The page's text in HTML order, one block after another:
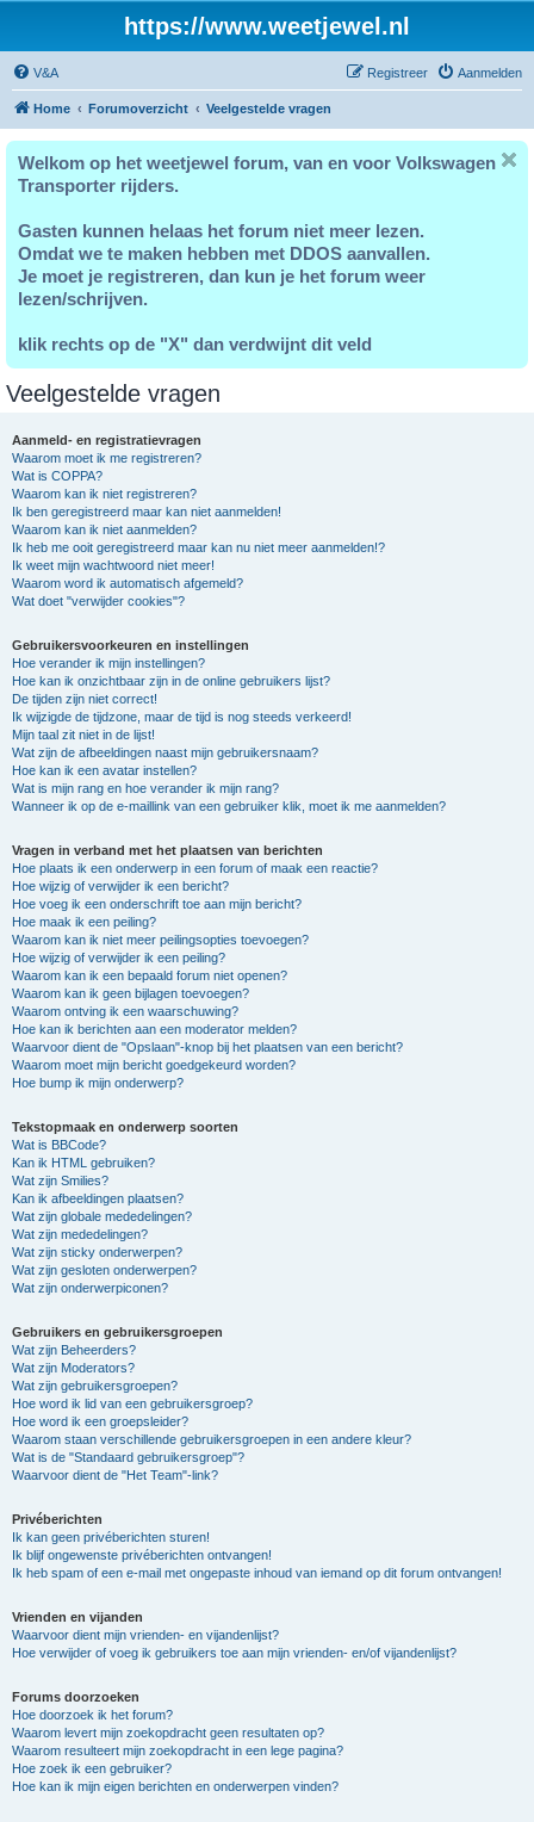
https://www.weetjewel.nl
V&A Aanmelden
Registreer
Home Forumoverzicht Veelgestelde vragen
Welkom op het weetjewel forum, van en voor Volkswagen
Transporter rijders.
Gasten kunnen helaas het forum niet meer lezen.
Omdat we te maken hebben met DDOS aanvallen.
Je moet je registreren, dan kun je het forum weer
lezen/schrijven.
klik rechts op de "X" dan verdwijnt dit veld
Veelgestelde vragen
Aanmeld- en registratievragen
Waarom moet ik me registreren?
Wat is COPPA?
Waarom kan ik niet registreren?
Ik ben geregistreerd maar kan niet aanmelden!
Waarom kan ik niet aanmelden?
Ik heb me ooit geregistreerd maar kan nu niet meer aanmelden!?
Ik weet mijn wachtwoord niet meer!
Waarom word ik automatisch afgemeld?
Wat doet "verwijder cookies"?
Gebruikersvoorkeuren en instellingen
Hoe verander ik mijn instellingen?
Hoe kan ik onzichtbaar zijn in de online gebruikers lijst?
De tijden zijn niet correct!
Ik wijzigde de tijdzone, maar de tijd is nog steeds verkeerd!
Mijn taal zit niet in de lijst!
Wat zijn de afbeeldingen naast mijn gebruikersnaam?
Hoe kan ik een avatar instellen?
Wat is mijn rang en hoe verander ik mijn rang?
Wanneer ik op de e-maillink van een gebruiker klik, moet ik me aanmelden?
Vragen in verband met het plaatsen van berichten
Hoe plaats ik een onderwerp in een forum of maak een reactie?
Hoe wijzig of verwijder ik een bericht?
Hoe voeg ik een onderschrift toe aan mijn bericht?
Hoe maak ik een peiling?
Waarom kan ik niet meer peilingsopties toevoegen?
Hoe wijzig of verwijder ik een peiling?
Waarom kan ik een bepaald forum niet openen?
Waarom kan ik geen bijlagen toevoegen?
Waarom ontving ik een waarschuwing?
Hoe kan ik berichten aan een moderator melden?
Waarvoor dient de "Opslaan"-knop bij het plaatsen van een bericht?
Waarom moet mijn bericht goedgekeurd worden?
Hoe bump ik mijn onderwerp?
Tekstopmaak en onderwerp soorten
Wat is BBCode?
Kan ik HTML gebruiken?
Wat zijn Smilies?
Kan ik afbeeldingen plaatsen?
Wat zijn globale mededelingen?
Wat zijn mededelingen?
Wat zijn sticky onderwerpen?
Wat zijn gesloten onderwerpen?
Wat zijn onderwerpiconen?
Gebruikers en gebruikersgroepen
Wat zijn Beheerders?
Wat zijn Moderators?
Wat zijn gebruikersgroepen?
Hoe word ik lid van een gebruikersgroep?
Hoe word ik een groepsleider?
Waarom staan verschillende gebruikersgroepen in een andere kleur?
Wat is de "Standaard gebruikersgroep"?
Waarvoor dient de "Het Team"-link?
Privéberichten
Ik kan geen privéberichten sturen!
Ik blijf ongewenste privéberichten ontvangen!
Ik heb spam of een e-mail met ongepaste inhoud van iemand op dit forum ontvangen!
Vrienden en vijanden
Waarvoor dient mijn vrienden- en vijandenlijst?
Hoe verwijder of voeg ik gebruikers toe aan mijn vrienden- en/of vijandenlijst?
Forums doorzoeken
Hoe doorzoek ik het forum?
Waarom levert mijn zoekopdracht geen resultaten op?
Waarom resulteert mijn zoekopdracht in een lege pagina?
Hoe zoek ik een gebruiker?
Hoe kan ik mijn eigen berichten en onderwerpen vinden?